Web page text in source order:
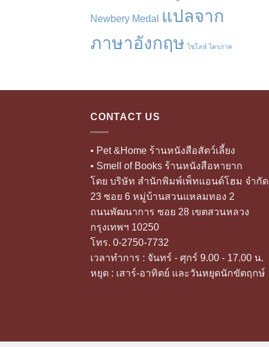
Newbery Medal
แปลจาก
ภาษาอังกฤษ ไชโลห์ ไตรภาค
CONTACT US
• Pet &Home ร้านหนังสือสัตว์เลี้ยง
• Smell of Books ร้านหนังสือหายาก
โดย บริษัท สำนักพิมพ์เพ็ทแอนด์โฮม จำกัด
23 ซอย 6 หมู่บ้านสวนแหลมทอง 2
ถนนพัฒนาการ ซอย 28 เขตสวนหลวง
กรุงเทพฯ 10250
โทร. 0-2750-7732
เวลาทำการ : จันทร์ - ศุกร์ 9.00 - 17.00 น.
หยุด : เสาร์-อาทิตย์ และวันหยุดนักขัตฤกษ์